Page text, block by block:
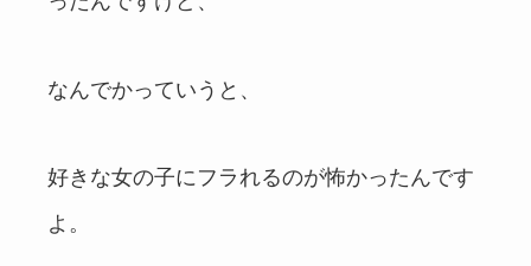
なんでかっていうと、
好きな女の子にフラれるのが怖かったんです
よ。